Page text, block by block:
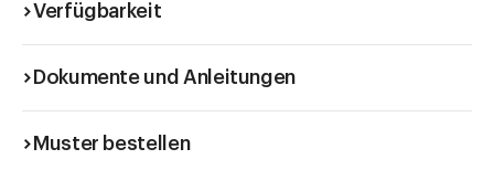
Verfügbarkeit
Dokumente und Anleitungen
Muster bestellen